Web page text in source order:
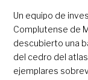
Un equipo de
Complutense de
descubierto una
del cedro del
ejemplares